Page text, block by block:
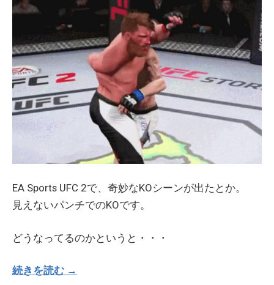
EA Sports UFC 2で、奇妙なKOシーンが出たとか。
見えないパンチでのKOです。
どうなってるのかというと・・・
続きを読む →